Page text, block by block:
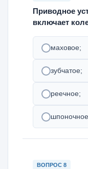
Приводное
включает
маховое;
зубчатое;
реечное;
шпоночное.
ВОПРОС 8